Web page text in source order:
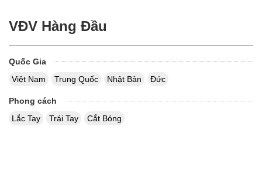
VĐV Hàng Đầu
Quốc Gia
Việt Nam
Trung Quốc Nhật Bản Đức
Phong cách
Lắc Tay
Trái Tay Cắt Bóng